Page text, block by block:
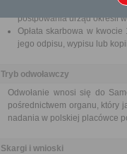
Wniosek o wyrażenie
postpowania urząd określi
Opłata skarbowa w
jego odpisu, wypisu lub
Tryb odwoławczy
Odwołanie wnosi się do
pośrednictwem organu, który
nadania w polskiej placówce
Skargi i wnioski